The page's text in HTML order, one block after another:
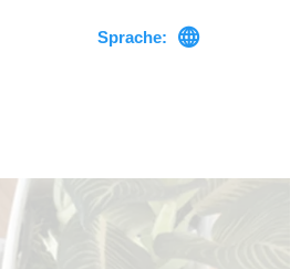
Sprache: 